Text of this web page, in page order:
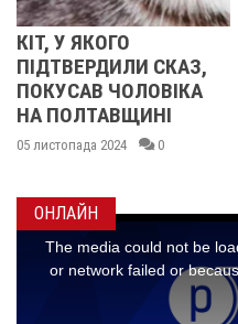
СКАЗ,
0
У
ОБЛАСТІ
14 березня 2024
ОНЛАЙН